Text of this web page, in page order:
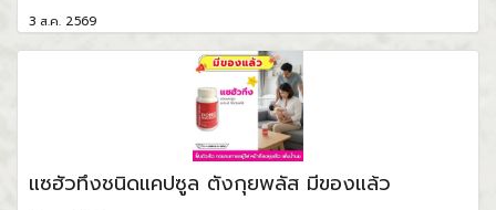
3 ส.ค. 2569
แซฮัวทึงชนิดแคปซูล ตังกุยพลัส มีของแล้ว